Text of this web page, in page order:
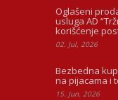
Oglašeni
usluga AD
korišćenje
02. Jul, 2026
Bezbedna
na pijacama i
15. Jun, 2026